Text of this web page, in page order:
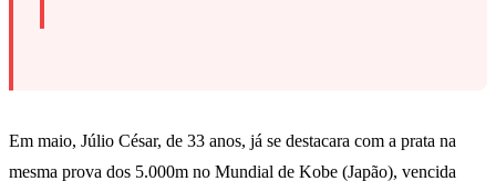
Em maio, Júlio César, de 33 anos, já se destacara com a prata na
mesma prova dos 5.000m no Mundial de Kobe (Japão), vencida